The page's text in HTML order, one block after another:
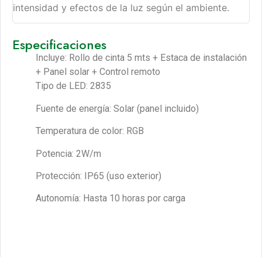
intensidad y efectos de la luz según el ambiente.
Especificaciones
Incluye: Rollo de cinta 5 mts + Estaca de instalación
+ Panel solar + Control remoto
Tipo de LED: 2835
Fuente de energía: Solar (panel incluido)
Temperatura de color: RGB
Potencia: 2W/m
Protección: IP65 (uso exterior)
Autonomía: Hasta 10 horas por carga